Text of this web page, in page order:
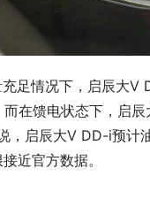
足情况下，启辰大
在馈电状态下，启
启辰大V DD-i预计
近官方数据。